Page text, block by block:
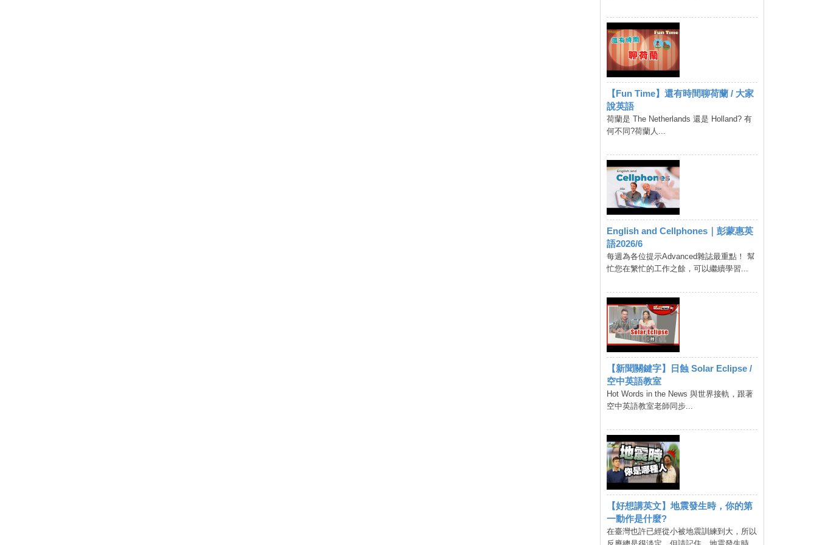
【Fun Time】還有時間聊荷蘭 / 大家
說英語
荷蘭是 The Netherlands 還是 Holland? 有
何不同?荷蘭人...
English and Cellphones｜彭蒙惠英
語2026/6
每週為各位提示Advanced雜誌最重點！ 幫
忙您在䌓忙的工作之餘，可以繼續學習...
【新聞關鍵字】日蝕 Solar Eclipse /
空中英語教室
Hot Words in the News 與世界接軌，跟著
空中英語教室老師同步...
【好想講英文】地震發生時，你的第
一動作是什麼?
在臺灣也許已經從小被地震訓練到大，所以